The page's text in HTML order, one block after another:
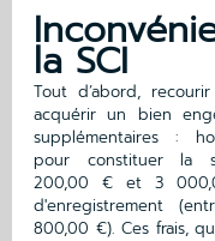
la SCI
Tout d’abord,
acquérir un bien
supplémentaires :
pour constituer la
200,00 € et 3
d'enregistrement
800,00 €). Ces frais,